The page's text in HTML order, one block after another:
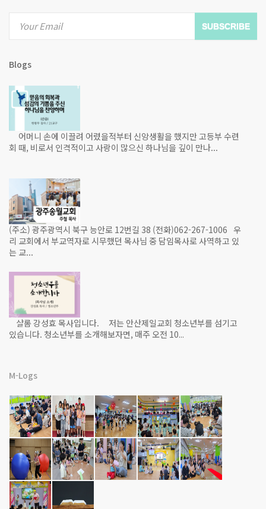
SUBSCRIBE
Blogs
회 때, 비로서 인격적이고 사랑이 많으신 하나님을 깊이 만나...
(주소) 광주광역시 북구 능안로 12번길 38 (전화)062-267-1006 우
리 교회에서 부교역자로 시무했던 목사님 중 담임목사로 사역하고 있
는 교...
있습니다. 청소년부를 소개해보자면, 매주 오전 10...
M-Logs